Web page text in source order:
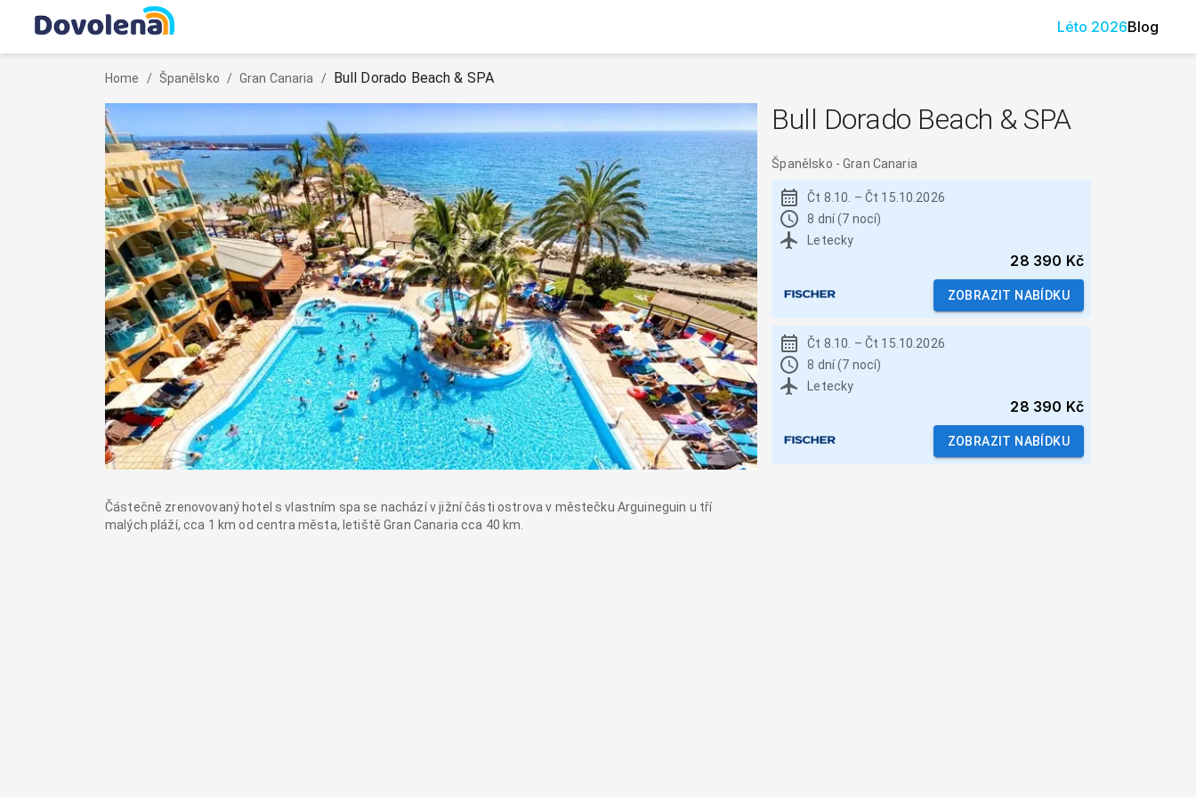
Léto 2026Blog
Home / Španělsko / Gran Canaria / Bull Dorado Beach & SPA
Částečně zrenovovaný hotel s vlastním spa se nachází v jižní části ostrova v městečku Arguineguin u tří
malých pláží, cca 1 km od centra města, letiště Gran Canaria cca 40 km.
Bull Dorado Beach & SPA
Španělsko -Gran Canaria
Čt 8.10. – Čt 15.10.2026
8 dní (7 nocí)
Letecky
28 390 Kč
ZOBRAZIT NABÍDKU
Čt 8.10. – Čt 15.10.2026
8 dní (7 nocí)
Letecky
28 390 Kč
ZOBRAZIT NABÍDKU